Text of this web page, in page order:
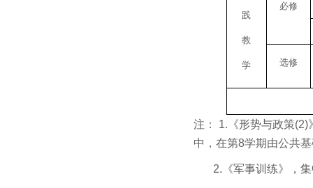
践
教
学
必修
选修
注： 1. 《形势与政策(2)
中，在第8学期由公共
2. 《军事训练》，